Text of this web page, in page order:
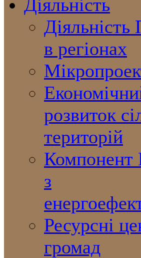
Діяльність
Діяльність
в регіонах
розвиток
територій
Компонент
з
Ресурсні
громад